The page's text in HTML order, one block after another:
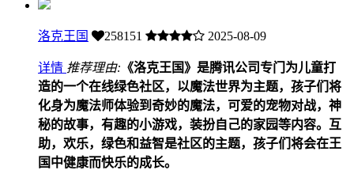
洛克王国 258151 2025-08-09
详情 推荐理由: 《洛克王国》是腾讯公司专门为儿童打
造的一个在线绿色社区，以魔法世界为主题，孩子们将
化身为魔法师体验到奇妙的魔法，可爱的宠物对战，神
秘的故事，有趣的小游戏，装扮自己的家园等内容。互
助，欢乐，绿色和益智是社区的主题，孩子们将会在王
国中健康而快乐的成长。